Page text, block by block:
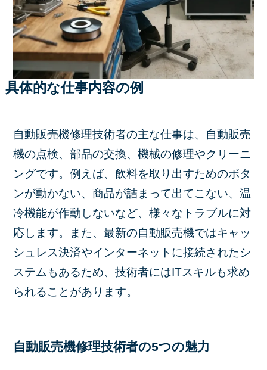
具体的な仕事内容の例
自動販売機修理技術者の主な仕事は、自動販売
機の点検、部品の交換、機械の修理やクリーニ
ングです。例えば、飲料を取り出すためのボタ
ンが動かない、商品が詰まって出てこない、温
冷機能が作動しないなど、様々なトラブルに対
応します。また、最新の自動販売機ではキャッ
シュレス決済やインターネットに接続されたシ
ステムもあるため、技術者にはITスキルも求め
られることがあります。
自動販売機修理技術者の5つの魅力